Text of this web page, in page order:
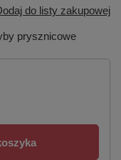
do listy zakupowej
prysznicowe